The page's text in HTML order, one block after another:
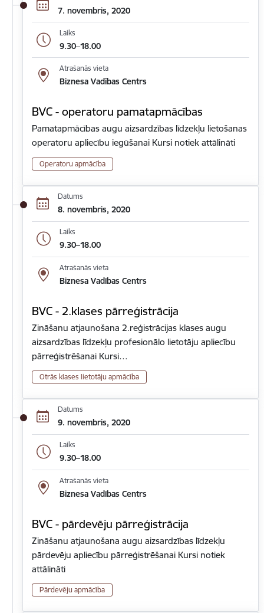
7. novembris, 2020
Laiks
9.30–18.00
Atrašanās vieta
Biznesa Vadības Centrs
BVC - operatoru pamatapmācības
Pamatapmācības augu aizsardzības līdzekļu lietošanas
operatoru apliecību iegūšanai Kursi notiek attālināti
Operatoru apmācība
Datums
8. novembris, 2020
Laiks
9.30–18.00
Atrašanās vieta
Biznesa Vadības Centrs
BVC - 2.klases pārreģistrācija
Zināšanu atjaunošana 2.reģistrācijas klases augu
aizsardzības līdzekļu profesionālo lietotāju apliecību
pārreģistrēšanai Kursi…
Otrās klases lietotāju apmācība
Datums
9. novembris, 2020
Laiks
9.30–18.00
Atrašanās vieta
Biznesa Vadības Centrs
BVC - pārdevēju pārreģistrācija
Zināšanu atjaunošana augu aizsardzības līdzekļu
pārdevēju apliecību pārreģistrēšanai Kursi notiek
attālināti
Pārdevēju apmācība